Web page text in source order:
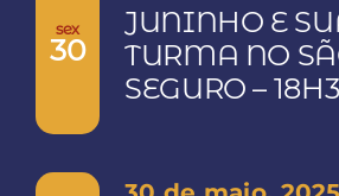
sex
30
JUNINHO E
TURMA NO
SEGURO –